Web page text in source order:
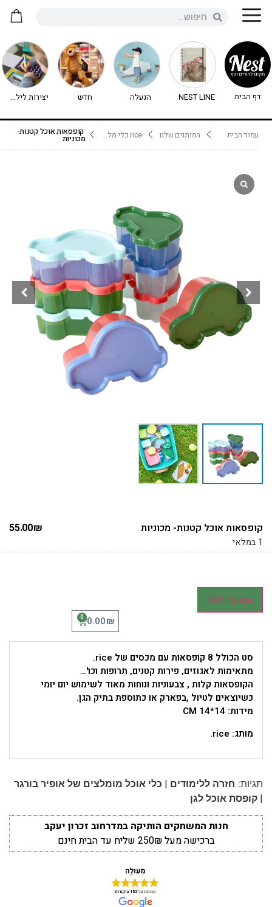
דף הבית NEST LINE הנעלה חדש יצירות לילדים - יצירה לילדים
עמוד הבית המותגים שלנו rice כלי מלמין קופסאות אוכל קטנות-
מכוניות
קופסאות אוכל קטנות- מכוניות 55.00₪
1 במלאי
הוספה לסל
0.00₪
0
סט הכולל 8 קופסאות עם מכסים של rice.
מתאימות לאגוזים, פירות קטנים, תרופות וכו'…
הקופסאות קלות , צבעוניות ונוחות מאוד לשימוש יום יומי
כשיוצאים לטיול ,בפארק או כתוספת בתיק הגן.
מידות: 14*14 CM
מותג: rice.
תגיות: חזרה ללימודים | כלי אוכל מומלצים של אופיר בורגר
| קופסת אוכל לגן
חנות המשחקים הותיקה במדרחוב זכרון יעקב
ברכישה מעל 250₪ שליח עד הבית חינם